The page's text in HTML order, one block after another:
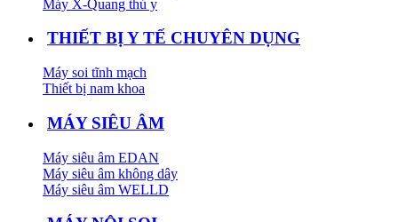
Máy X-Quang thú y
THIẾT BỊ Y TẾ CHUYÊN DỤNG
Máy soi tĩnh mạch
Thiết bị nam khoa
MÁY SIÊU ÂM
Máy siêu âm EDAN
Máy siêu âm không dây
Máy siêu âm WELLD